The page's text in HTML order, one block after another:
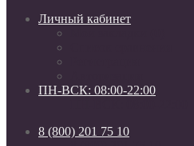
Личный кабинет
ПН-ВСК: 08:00-22:00
8 (800) 201 75 10